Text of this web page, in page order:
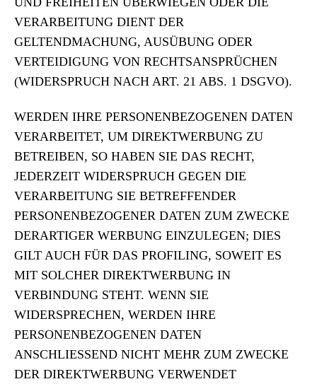
VERARBEITUNG DIENT DER
GELTENDMACHUNG, AUSÜBUNG ODER
VERTEIDIGUNG VON RECHTSANSPRÜCHEN
(WIDERSPRUCH NACH ART. 21 ABS. 1 DSGVO).
WERDEN IHRE PERSONENBEZOGENEN DATEN
VERARBEITET, UM DIREKTWERBUNG ZU
BETREIBEN, SO HABEN SIE DAS RECHT,
JEDERZEIT WIDERSPRUCH GEGEN DIE
VERARBEITUNG SIE BETREFFENDER
PERSONENBEZOGENER DATEN ZUM ZWECKE
DERARTIGER WERBUNG EINZULEGEN; DIES
GILT AUCH FÜR DAS PROFILING, SOWEIT ES
MIT SOLCHER DIREKTWERBUNG IN
VERBINDUNG STEHT. WENN SIE
WIDERSPRECHEN, WERDEN IHRE
PERSONENBEZOGENEN DATEN
ANSCHLIESSEND NICHT MEHR ZUM ZWECKE
DER DIREKTWERBUNG VERWENDET